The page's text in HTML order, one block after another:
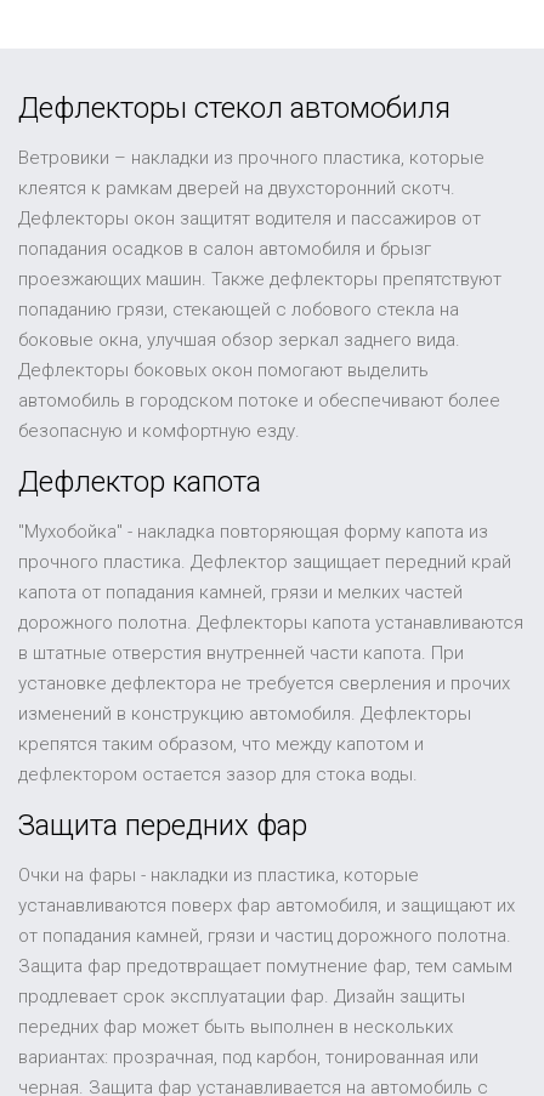
Дефлекторы стекол автомобиля
Ветровики – накладки из прочного пластика, которые
клеятся к рамкам дверей на двухсторонний скотч.
Дефлекторы окон защитят водителя и пассажиров от
попадания осадков в салон автомобиля и брызг
проезжающих машин. Также дефлекторы препятствуют
попаданию грязи, стекающей с лобового стекла на
боковые окна, улучшая обзор зеркал заднего вида.
Дефлекторы боковых окон помогают выделить
автомобиль в городском потоке и обеспечивают более
безопасную и комфортную езду.
Дефлектор капота
"Мухобойка" - накладка повторяющая форму капота из
прочного пластика. Дефлектор защищает передний край
капота от попадания камней, грязи и мелких частей
дорожного полотна. Дефлекторы капота устанавливаются
в штатные отверстия внутренней части капота. При
установке дефлектора не требуется сверления и прочих
изменений в конструкцию автомобиля. Дефлекторы
крепятся таким образом, что между капотом и
дефлектором остается зазор для стока воды.
Защита передних фар
Очки на фары - накладки из пластика, которые
устанавливаются поверх фар автомобиля, и защищают их
от попадания камней, грязи и частиц дорожного полотна.
Защита фар предотвращает помутнение фар, тем самым
продлевает срок эксплуатации фар. Дизайн защиты
передних фар может быть выполнен в нескольких
вариантах: прозрачная, под карбон, тонированная или
черная. Защита фар устанавливается на автомобиль с